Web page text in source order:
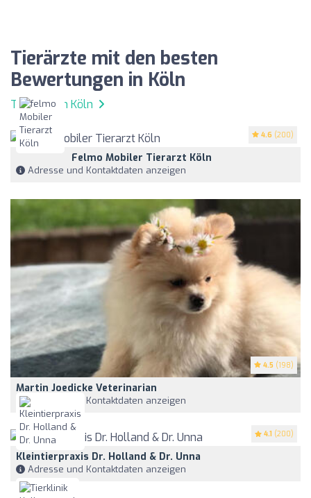
Tierärzte mit den besten
Bewertungen in Köln
Tierärzte in Köln
4.6 (200)
Felmo Mobiler Tierarzt Köln
Adresse und Kontaktdaten anzeigen
4.5 (198)
Martin Joedicke Veterinarian
Adresse und Kontaktdaten anzeigen
4.1 (200)
Kleintierpraxis Dr. Holland & Dr. Unna
Adresse und Kontaktdaten anzeigen